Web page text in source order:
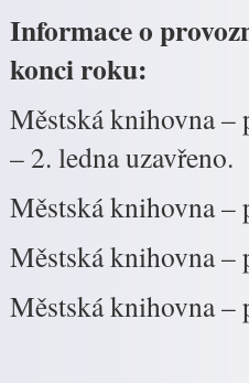
Informace o
konci roku:
Městská knihovna –
– 2. ledna uzavřeno.
Městská knihovna –
Městská knihovna –
Městská knihovna –